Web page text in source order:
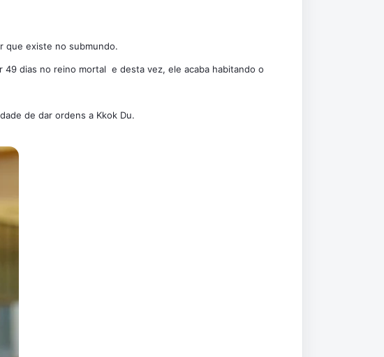
que existe no submundo.
dias no reino mortal e desta vez, ele acaba habitando o
de dar ordens a Kkok Du.